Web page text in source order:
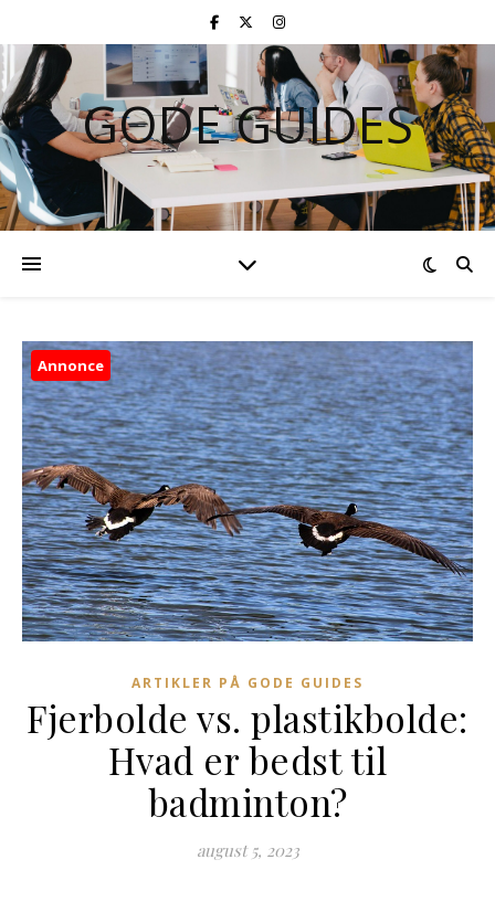
GODE GUIDES
Annonce
ARTIKLER PÅ GODE GUIDES
Fjerbolde vs. plastikbolde:
Hvad er bedst til
badminton?
august 5, 2023